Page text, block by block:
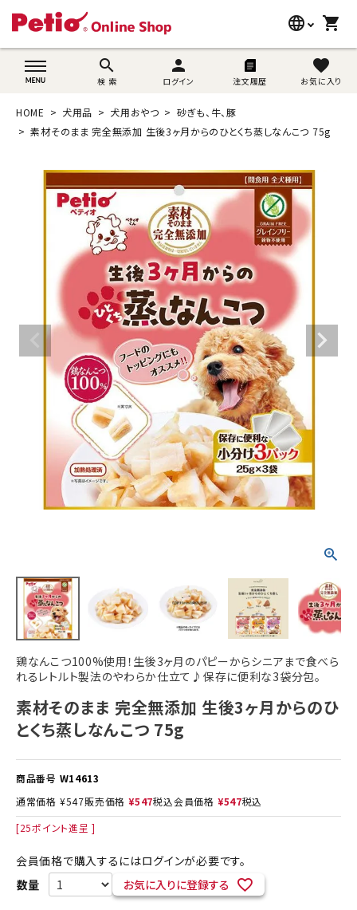
language
wovn-lang-name
shopping_cart
search
検 索
person
ログイン 注文履歴
favorite
お気に入り
search
猫用品
うさぎ用品
ブランド別に探す
目的別に探す
ご利用案内
ACCOUNT MENU
ようこそ ゲスト 様
ログイン person 新規会員登録
HOME 犬用品 犬用おやつ
砂ぎも、牛、豚
素材そのまま 完全無添加 生後3ヶ月からのひとくち蒸しなんこつ 75g
鶏なんこつ100%使用！生後3ヶ月のパピーからシニアまで食べら
れるレトルト製法のやわらか仕立て♪保存に便利な3袋分包。
素材そのまま 完全無添加 生後3ヶ月からのひ
とくち蒸しなんこつ 75g
商品番号 W14613
通常価格 ¥547販売価格 ¥547税込会員価格 ¥547税込
[25ポイント進呈 ]
会員価格で購入するにはログインが必要です。
お気に入りに登録する